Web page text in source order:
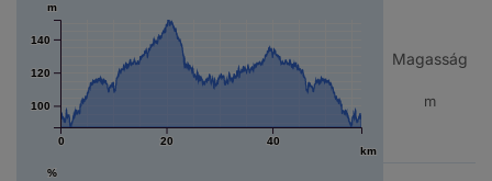
0 20 40
km
100
120
140
m
Magasság
m
%